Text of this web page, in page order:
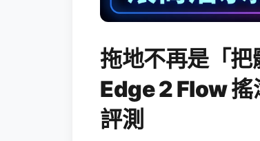
拖地不再是「
Edge 2 Flow 搖
評測